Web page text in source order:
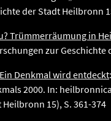
der Stadt Heilbronn
Trümmerräumung in
zur Geschichte
Denkmal wird entdeckt
2000. In:
15), S. 361-374